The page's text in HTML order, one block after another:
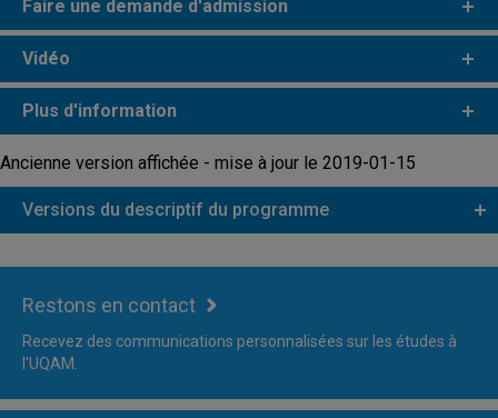
Faire une demande d'admission
Vidéo
Plus d'information
Ancienne version affichée - mise à jour le 2019-01-15
Versions du descriptif du programme
Restons en contact
Recevez des communications personnalisées sur les études à
l'UQAM.